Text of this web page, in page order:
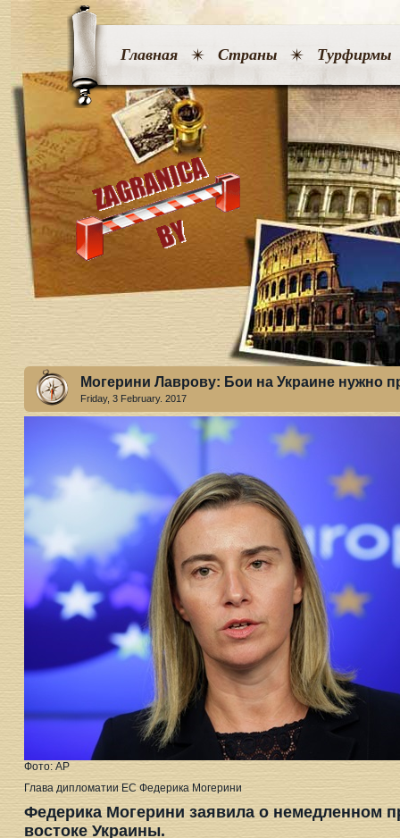
Главная Страны Турфирмы
Могерини Лаврову: Бои на Украине нужно
Friday, 3 February. 2017
Фото: АР
Глава дипломатии ЕС Федерика Могерини
Федерика Могерини заявила о немедленном
востоке Украины.